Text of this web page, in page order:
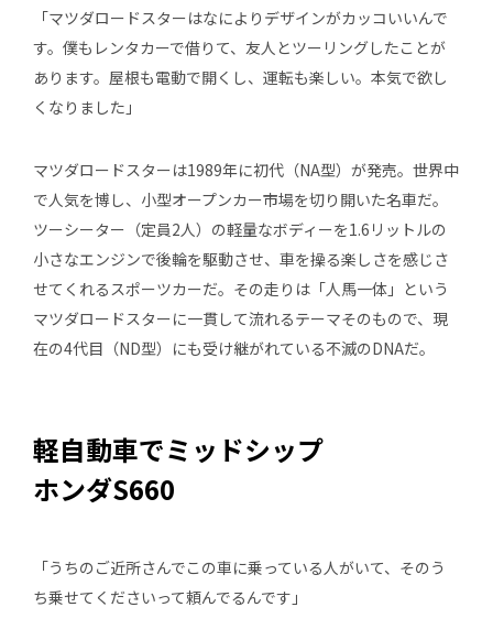
「マツダロードスターはなによりデザインがカッコいいんで
す。僕もレンタカーで借りて、友人とツーリングしたことが
あります。屋根も電動で開くし、運転も楽しい。本気で欲し
くなりました」
マツダロードスターは1989年に初代（NA型）が発売。世界中
で人気を博し、小型オープンカー市場を切り開いた名車だ。
ツーシーター（定員2人）の軽量なボディーを1.6リットルの
小さなエンジンで後輪を駆動させ、車を操る楽しさを感じさ
せてくれるスポーツカーだ。その走りは「人馬一体」という
マツダロードスターに一貫して流れるテーマそのもので、現
在の4代目（ND型）にも受け継がれている不滅のDNAだ。
軽自動車でミッドシップ
ホンダS660
「うちのご近所さんでこの車に乗っている人がいて、そのう
ち乗せてくださいって頼んでるんです」